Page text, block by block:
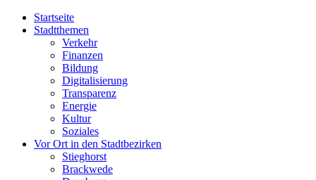
Startseite
Stadtthemen
Verkehr
Finanzen
Bildung
Digitalisierung
Transparenz
Energie
Kultur
Soziales
Vor Ort in den Stadtbezirken
Stieghorst
Brackwede